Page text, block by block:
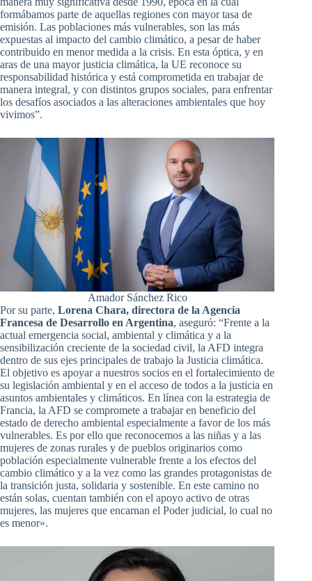
formábamos parte de aquellas regiones con mayor tasa de
emisión. Las poblaciones más vulnerables, son las más
expuestas al impacto del cambio climático, a pesar de haber
contribuido en menor medida a la crisis. En esta óptica, y en
aras de una mayor justicia climática, la UE reconoce su
responsabilidad histórica y está comprometida en trabajar de
manera integral, y con distintos grupos sociales, para enfrentar
los desafíos asociados a las alteraciones ambientales que hoy
vivimos”.
Amador Sánchez Rico
Por su parte, Lorena Chara, directora de la Agencia
Francesa de Desarrollo en Argentina, aseguró: “Frente a la
actual emergencia social, ambiental y climática y a la
sensibilización creciente de la sociedad civil, la AFD integra
dentro de sus ejes principales de trabajo la Justicia climática.
El objetivo es apoyar a nuestros socios en el fortalecimiento de
su legislación ambiental y en el acceso de todos a la justicia en
asuntos ambientales y climáticos. En línea con la estrategia de
Francia, la AFD se compromete a trabajar en beneficio del
estado de derecho ambiental especialmente a favor de los más
vulnerables. Es por ello que reconocemos a las niñas y a las
mujeres de zonas rurales y de pueblos originarios como
población especialmente vulnerable frente a los efectos del
cambio climático y a la vez como las grandes protagonistas de
la transición justa, solidaria y sostenible. En este camino no
están solas, cuentan también con el apoyo activo de otras
mujeres, las mujeres que encarnan el Poder judicial, lo cual no
es menor».